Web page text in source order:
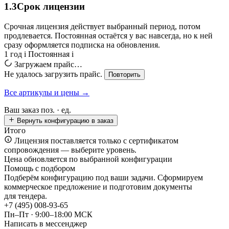
1.3Срок лицензии
Срочная лицензия действует выбранный период, потом
продлевается. Постоянная остаётся у вас навсегда, но к ней
сразу оформляется подписка на обновления.
1 год i Постоянная i
Загружаем прайс…
Не удалось загрузить прайс.
Повторить
Все артикулы и цены →
Ваш заказ поз. · ед.
Вернуть конфигурацию в заказ
Итого
Лицензия поставляется только с сертификатом
сопровождения — выберите уровень.
Цена обновляется по выбранной конфигурации
Помощь с подбором
Подберём конфигурацию под ваши задачи. Сформируем
коммерческое предложение и подготовим документы
для тендера.
+7 (495) 008-93-65
Пн–Пт · 9:00–18:00 МСК
Написать в мессенджер